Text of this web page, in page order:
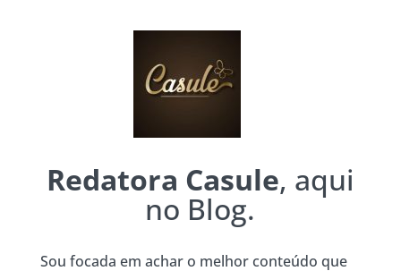
Redatora Casule, aqui
no Blog.
Sou focada em achar o melhor conteúdo que